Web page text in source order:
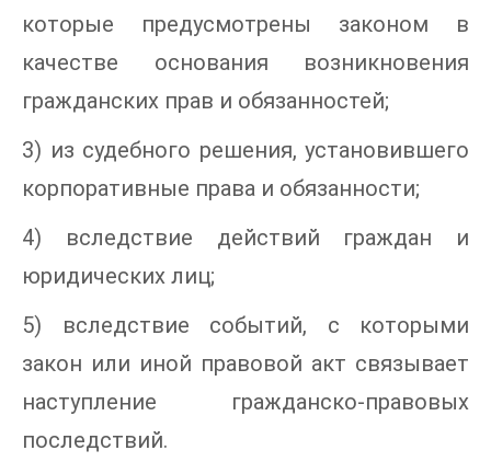
которые предусмотрены законом в
качестве основания возникновения
гражданских прав и обязанностей;
3) из судебного решения, установившего
корпоративные права и обязанности;
4) вследствие действий граждан и
юридических лиц;
5) вследствие событий, с которыми
закон или иной правовой акт связывает
наступление гражданско-правовых
последствий.